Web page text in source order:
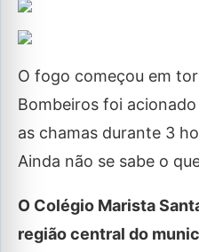
O fogo começou em
Bombeiros foi
as chamas durante 3
Ainda não se sabe o
O Colégio Marista
região central do